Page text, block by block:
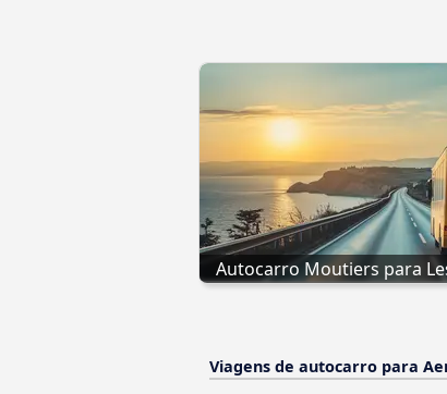
Autocarro Moutiers para
Viagens de autocarro para